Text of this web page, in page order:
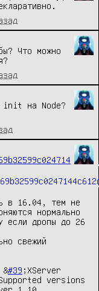
Что можно
в 16.04, тем не
нормально
если дропы до 26
свежий
#39 ;XServer
versions